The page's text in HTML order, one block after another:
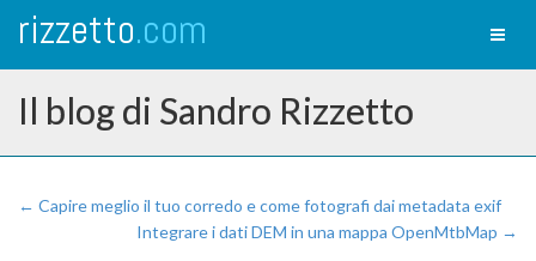
rizzetto.com
Il blog di Sandro Rizzetto
← Capire meglio il tuo corredo e come fotografi dai metadata exif
Integrare i dati DEM in una mappa OpenMtbMap →